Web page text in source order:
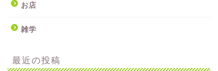
お店
雑学
最近の投稿